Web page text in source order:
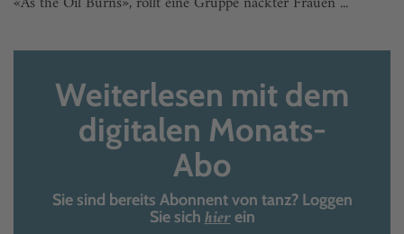
Weiterlesen mit dem
digitalen Monats-
Abo
Sie sind bereits Abonnent von tanz? Loggen
Sie sich hierein